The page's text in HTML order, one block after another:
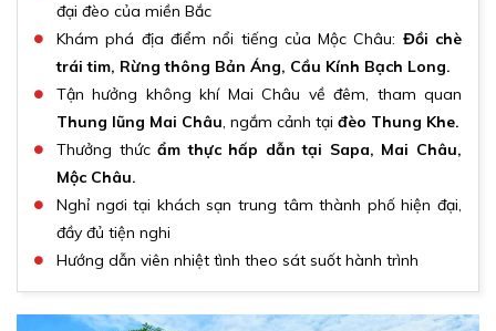
đại đèo của miền Bắc
Khám phá địa điểm nổi tiếng của Mộc Châu: Đồi chè
trái tim, Rừng thông Bản Áng, Cầu Kính Bạch Long.
Tận hưởng không khí Mai Châu về đêm, tham quan
Thung lũng Mai Châu, ngắm cảnh tại đèo Thung Khe.
Thưởng thứcẩm thực hấp dẫn tại Sapa, Mai Châu,
Mộc Châu.
Nghỉ ngơi tại khách sạn trung tâm thành phố hiện đại,
đầy đủ tiện nghi
Hướng dẫn viên nhiệt tình theo sát suốt hành trình